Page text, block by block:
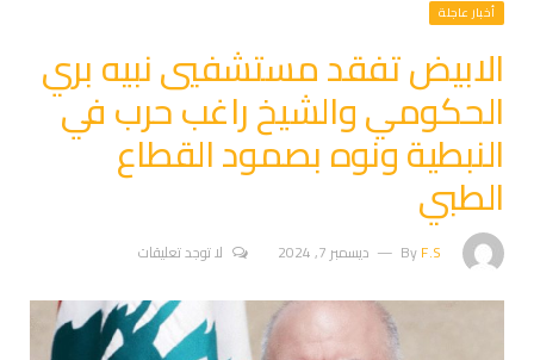
أخبار عاجلة
الابيض تفقد مستشفيي نبيه بري
الحكومي والشيخ راغب حرب في
النبطية ونوه بصمود القطاع
الطبي
ByF.S ديسمبر 7, 2024 لا توجد تعليقات